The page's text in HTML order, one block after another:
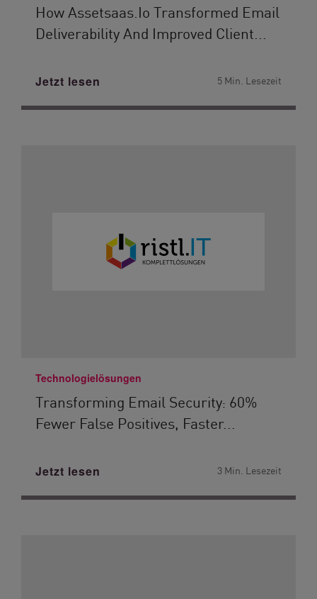
How Assetsaas.io Transformed Email
Deliverability And Improved Client...
Jetzt lesen 5 Min. Lesezeit
Technologielösungen
Transforming Email Security: 60%
Fewer False Positives, Faster...
Jetzt lesen 3 Min. Lesezeit